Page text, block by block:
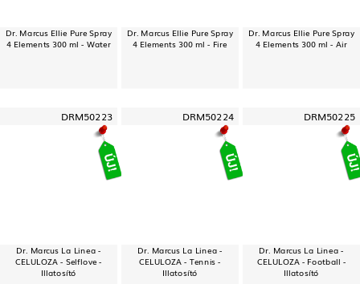
Dr. Marcus Ellie Pure Spray
4 Elements 300 ml - Water
Dr. Marcus Ellie Pure Spray
4 Elements 300 ml - Fire
Dr. Marcus Ellie Pure Spray
4 Elements 300 ml - Air
DRM50223
Dr. Marcus La Linea -
CELULOZA - Selflove -
Illatosító
DRM50224
Dr. Marcus La Linea -
CELULOZA - Tennis -
Illatosító
DRM50225
Dr. Marcus La Linea -
CELULOZA - Football -
Illatosító